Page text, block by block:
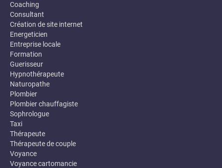
Coaching
Consultant
Création de site internet
Energeticien
Entreprise locale
Formation
Guerisseur
Hypnothérapeute
Naturopathe
Plombier
Plombier chauffagiste
Sophrologue
Taxi
Thérapeute
Thérapeute de couple
Voyance
Voyance cartomancie